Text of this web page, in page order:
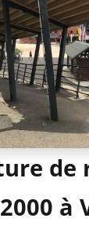
de
à